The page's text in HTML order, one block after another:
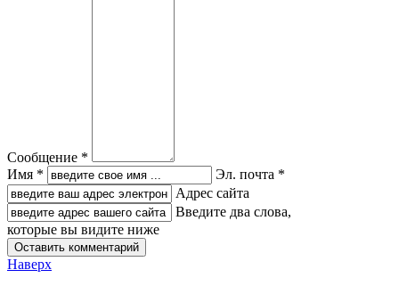
Сообщение *
Имя *
Эл. почта *
Адрес сайта
Введите два слова,
которые вы видите ниже
Наверх